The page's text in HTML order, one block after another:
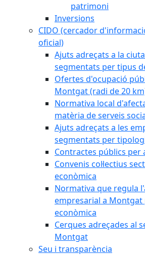
patrimoni
Inversions
CIDO (cercador
oficial)
Ajuts adreçats a la
segmentats per tipus
Ofertes d'ocupació
Montgat (radi de 20
Normativa local
matèria de serveis
Ajuts adreçats a les
segmentats per
Contractes públics per
Convenis col·lectius
econòmica
Normativa que regula
empresarial a
econòmica
Cerques adreçades al
Montgat
Seu i transparència